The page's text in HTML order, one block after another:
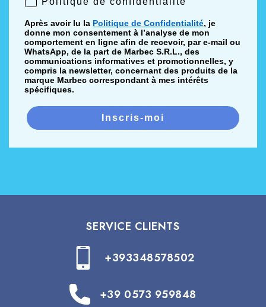
Après avoir lu la Politique de Confidentialité, je
donne mon consentement à l’analyse de mon
comportement en ligne afin de recevoir, par e-mail ou
WhatsApp, de la part de Marbec S.R.L., des
communications informatives et promotionnelles, y
compris la newsletter, concernant des produits de la
marque Marbec correspondant à mes intérêts
spécifiques.
Inscris-moi
SERVICE CLIENTS
+393348578502
+39 0573 959848